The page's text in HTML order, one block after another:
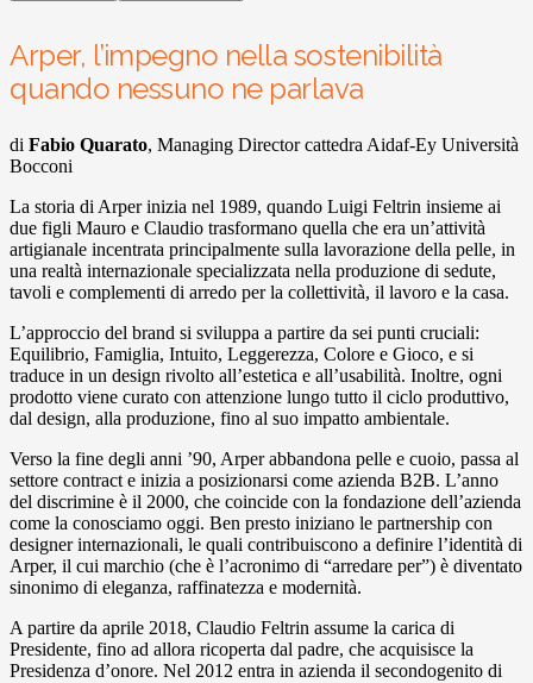
Arper, l’impegno nella sostenibilità
quando nessuno ne parlava
di Fabio Quarato, Managing Director cattedra Aidaf-Ey Università
Bocconi
La storia di Arper inizia nel 1989, quando Luigi Feltrin insieme ai
due figli Mauro e Claudio trasformano quella che era un’attività
artigianale incentrata principalmente sulla lavorazione della pelle, in
una realtà internazionale specializzata nella produzione di sedute,
tavoli e complementi di arredo per la collettività, il lavoro e la casa.
L’approccio del brand si sviluppa a partire da sei punti cruciali:
Equilibrio, Famiglia, Intuito, Leggerezza, Colore e Gioco, e si
traduce in un design rivolto all’estetica e all’usabilità. Inoltre, ogni
prodotto viene curato con attenzione lungo tutto il ciclo produttivo,
dal design, alla produzione, fino al suo impatto ambientale.
Verso la fine degli anni ’90, Arper abbandona pelle e cuoio, passa al
settore contract e inizia a posizionarsi come azienda B2B. L’anno
del discrimine è il 2000, che coincide con la fondazione dell’azienda
come la conosciamo oggi. Ben presto iniziano le partnership con
designer internazionali, le quali contribuiscono a definire l’identità di
Arper, il cui marchio (che è l’acronimo di “arredare per”) è diventato
sinonimo di eleganza, raffinatezza e modernità.
A partire da aprile 2018, Claudio Feltrin assume la carica di
Presidente, fino ad allora ricoperta dal padre, che acquisisce la
Presidenza d’onore. Nel 2012 entra in azienda il secondogenito di